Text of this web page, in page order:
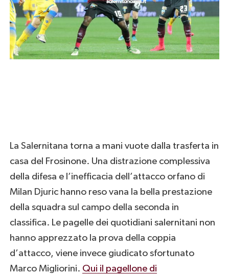
La Salernitana torna a mani vuote dalla trasferta in
casa del Frosinone. Una distrazione complessiva
della difesa e l’inefficacia dell’attacco orfano di
Milan Djuric hanno reso vana la bella prestazione
della squadra sul campo della seconda in
classifica. Le pagelle dei quotidiani salernitani non
hanno apprezzato la prova della coppia
d’attacco, viene invece giudicato sfortunato
Marco Migliorini. Qui il pagellone di